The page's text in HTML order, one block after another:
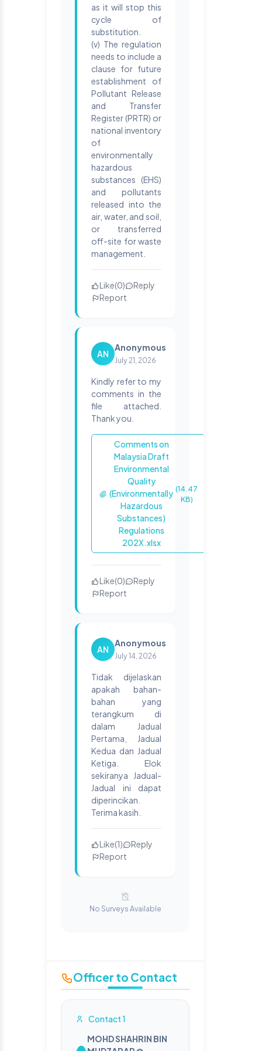
as it will stop this
cycle of
substitution.
(v) The regulation
needs to include a
clause for future
establishment of
Pollutant Release
and Transfer
Register (PRTR) or
national inventory
of
environmentally
hazardous
substances (EHS)
and pollutants
released into the
air, water, and soil,
or transferred
off-site for waste
management.
Like(0)
Reply
Report
AN
Anonymous
July 21, 2026
Kindly refer to my
comments in the
file attached.
Thank you.
Comments on
Malaysia Draft
Environmental
Quality
(Environmentally
Hazardous
Substances)
Regulations
202X.xlsx
(14.47
KB)
Like(0)
Reply
Report
AN
Anonymous
July 14, 2026
Tidak dijelaskan
apakah bahan-
bahan yang
terangkum di
dalam Jadual
Pertama, Jadual
Kedua dan Jadual
Ketiga. Elok
sekiranya Jadual-
Jadual ini dapat
diperincikan.
Terima kasih.
Like(1)
Reply
Report
No Surveys Available
Officer to Contact
Contact 1
MOHD SHAHRIN BIN